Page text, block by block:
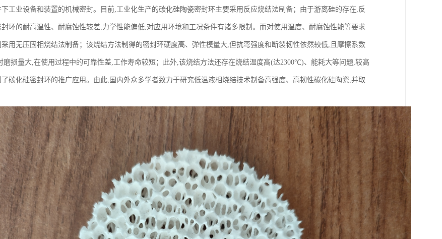
工业设备和装置的机械密封。目前,工业化生产的碳化硅陶瓷密封环主要采用反应烧结法制备；由于游离硅的存在,反
环的耐高温性、耐腐蚀性较差,力学性能偏低,对应用环境和工况条件有诸多限制。而对使用温度、耐腐蚀性能等要求
用无压固相烧结法制备；该烧结方法制得的密封环硬度高、弹性模量大,但抗弯强度和断裂韧性依然较低,且摩擦系数
磨损量大,在使用过程中的可靠性差,工作寿命较短；此外,该烧结方法还存在烧结温度高(达2300℃)、能耗大等问题,较高
碳化硅密封环的推广应用。由此,国内外众多学者致力于研究低温液相烧结技术制备高强度、高韧性碳化硅陶瓷,并取